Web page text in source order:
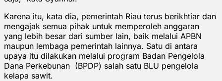
Karena itu, kata dia, pemerintah Riau terus berikhtiar dan
mengajak semua pihak untuk memperoleh anggaran
yang lebih besar dari sumber lain, baik melalui APBN
maupun lembaga pemerintah lainnya. Satu di antara
upaya itu dilakukan melalui program Badan Pengelola
Dana Perkebunan (BPDP) salah satu BLU pengelola
kelapa sawit.